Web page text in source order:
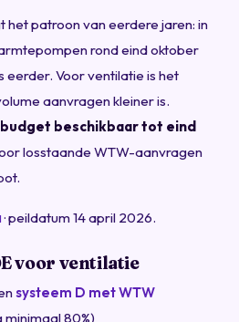
het patroon van eerdere jaren: in
rond eind oktober
eerder. Voor ventilatie is het
aanvragen kleiner is.
budget beschikbaar tot eind
losstaande WTW-aanvragen
· peildatum 14 april 2026.
voor ventilatie
systeem D met WTW
80%)